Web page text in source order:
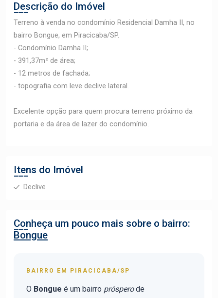
Descrição do Imóvel
Terreno à venda no condomínio Residencial Damha II, no
bairro Bongue, em Piracicaba/SP.
- Condomínio Damha II;
- 391,37m² de área;
- 12 metros de fachada;
- topografia com leve declive lateral.
Excelente opção para quem procura terreno próximo da
portaria e da área de lazer do condomínio.
Itens do Imóvel
Declive
Conheça um pouco mais sobre o bairro:
Bongue
BAIRRO EM PIRACICABA/SP
O Bongue é um bairro prósperode